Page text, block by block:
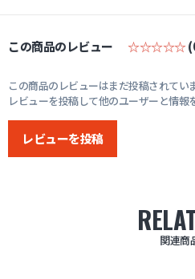
この商品のレビュー ☆☆☆☆☆
この商品のレビューはまだ投稿されてい
レビューを投稿して他のユーザーと情報
レビューを投稿
関連商